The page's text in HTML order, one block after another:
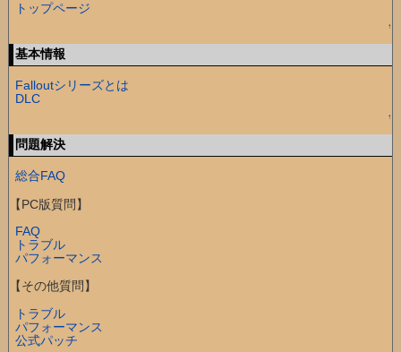
トップページ
↑
基本情報
Falloutシリーズとは
DLC
↑
問題解決
総合FAQ
【PC版質問】
FAQ
トラブル
パフォーマンス
【その他質問】
トラブル
パフォーマンス
公式パッチ